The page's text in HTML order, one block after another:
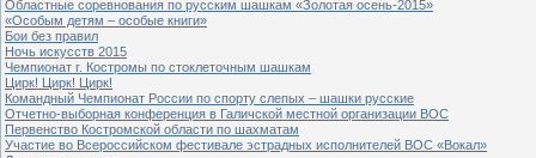
Областные соревнования по русским шашкам «Золотая осень-2015»
«Особым детям – особые книги»
Бои без правил
Ночь искусств 2015
Чемпионат г. Костромы по стоклеточным шашкам
Цирк! Цирк! Цирк!
Командный Чемпионат России по спорту слепых – шашки русские
Отчетно-выборная конференция в Галичской местной организации ВОС
Первенство Костромской области по шахматам
Участие во Всероссийском фестивале эстрадных исполнителей ВОС «Вокал»